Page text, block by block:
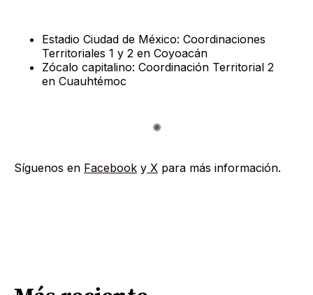
Estadio Ciudad de México: Coordinaciones
Territoriales 1 y 2 en Coyoacán
Zócalo capitalino: Coordinación Territorial 2
en Cuauhtémoc
Síguenos en Facebook y X para más información.